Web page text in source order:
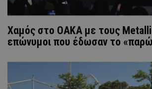
Χαμός στο ΟΑΚΑ με τους
επώνυμοι που έδωσαν το